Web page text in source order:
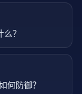
？
何防御？